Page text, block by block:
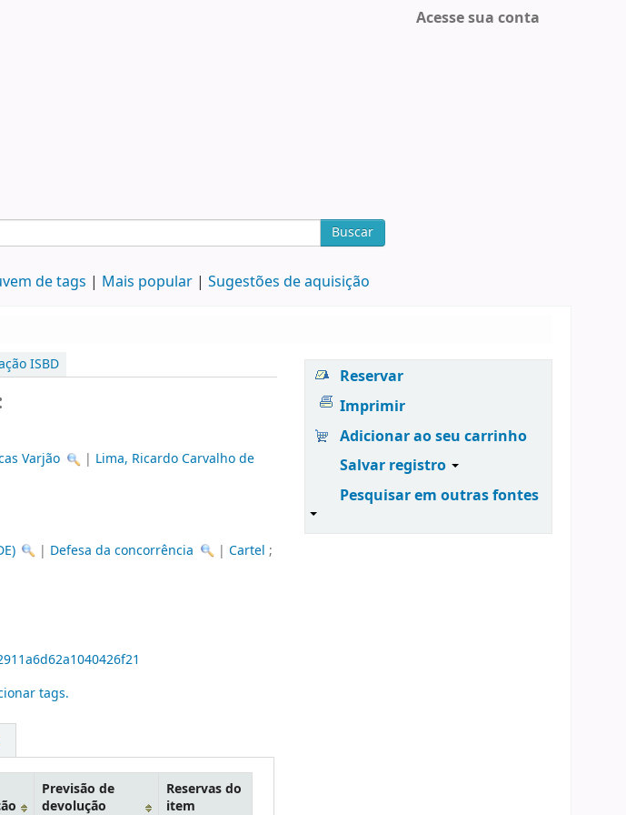
Acesse sua conta
Buscar
de tags Mais popular Sugestões de aquisição
ISBD
Varjão | Lima, Ricardo Carvalho de
| Defesa da concorrência | Cartel ;
tags.
Previsão de
devolução
Reservas do
item
Reservar
Imprimir
Adicionar ao seu carrinho
Salvar registro
Pesquisar em outras fontes